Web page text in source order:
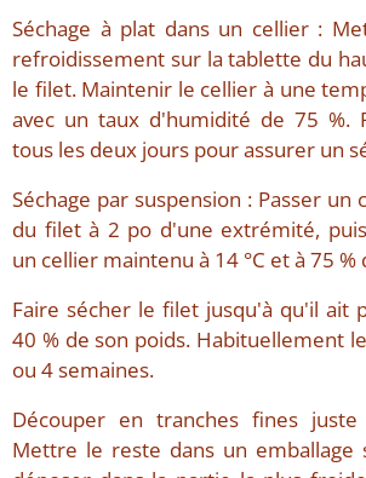
Séchage à plat dans un cellier :
refroidissement sur la tablette du
le filet. Maintenir le cellier à une
avec un taux d'humidité de 75 %.
tous les deux jours pour assurer un
Séchage par suspension : Passer un
du filet à 2 po d'une extrémité,
un cellier maintenu à 14 °C et à 75
Faire sécher le filet jusqu'à qu'il ait
40 % de son poids. Habituellement
ou 4 semaines.
Découper en tranches fines
Mettre le reste dans un emballage